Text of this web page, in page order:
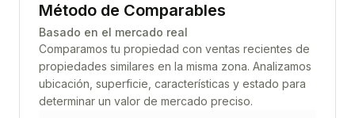
Método de Comparables
Basado en el mercado real
Comparamos tu propiedad con ventas recientes de
propiedades similares en la misma zona. Analizamos
ubicación, superficie, características y estado para
determinar un valor de mercado preciso.